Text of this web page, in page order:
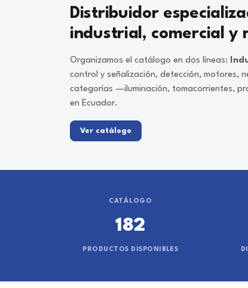
Distribuidor
industrial, comercial y
Organizamos el catálogo en dos líneas:
control y señalización, detección, motores,
categorías —iluminación, tomacorrientes,
en Ecuador.
Ver catálogo
CATÁLOGO
182
PRODUCTOS DISPONIBLES